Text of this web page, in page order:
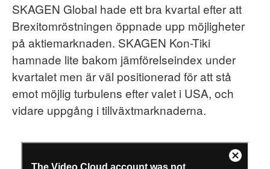
SKAGEN Global hade ett bra kvartal efter att
Brexitomröstningen öppnade upp möjligheter
på aktiemarknaden. SKAGEN Kon-Tiki
hamnade lite bakom jämförelseindex under
kvartalet men är väl positionerad för att stå
emot möjlig turbulens efter valet i USA, och
vidare uppgång i tillväxtmarknaderna.